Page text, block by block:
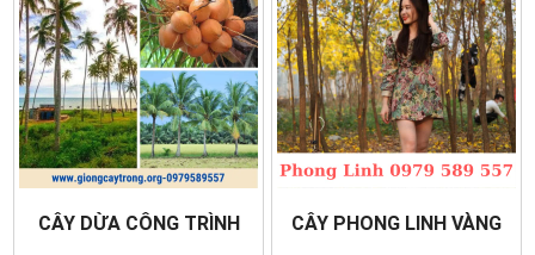
CÂY DỪA CÔNG TRÌNH CÂY PHONG LINH VÀNG